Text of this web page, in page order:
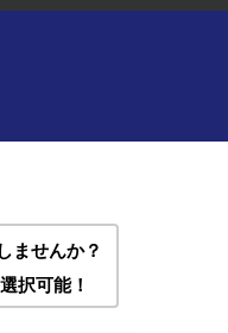
ませんか？
択可能！